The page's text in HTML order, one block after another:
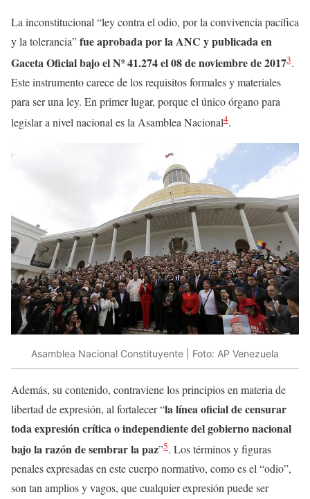
La inconstitucional “ley contra el odio, por la convivencia pacífica
y la tolerancia”fue aprobada por la ANC y publicada en
Gaceta Oficial bajo elNº 41.274 el 08 de noviembre de 20173.
Este instrumento carece de los requisitos formales y materiales
para ser una ley. En primer lugar, porque el único órgano para
legislar a nivel nacional es la Asamblea Nacional4.
Asamblea Nacional Constituyente | Foto: AP Venezuela
Además, su contenido, contraviene los principios en materia de
libertad de expresión, al fortalecer “la línea oficial de censurar
toda expresión crítica o independiente del gobierno nacional
bajo la razón de sembrar la paz”5. Los términos y figuras
penales expresadas en este cuerpo normativo, como es el “odio”,
son tan amplios y vagos, que cualquier expresión puede ser